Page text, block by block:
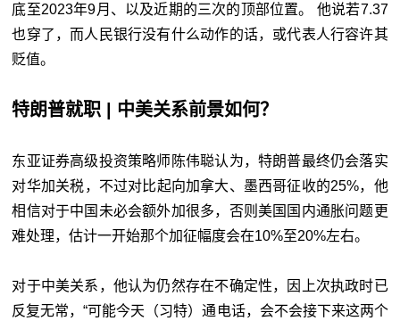
底至2023年9月、以及近期的三次的顶部位置。 他说若7.37
也穿了，而人民银行没有什么动作的话，或代表人行容许其
贬值。
特朗普就职 | 中美关系前景如何？
东亚证券高级投资策略师陈伟聪认为，特朗普最终仍会落实
对华加关税，不过对比起向加拿大、墨西哥征收的25%，他
相信对于中国未必会额外加很多，否则美国国内通胀问题更
难处理，估计一开始那个加征幅度会在10%至20%左右。
对于中美关系，他认为仍然存在不确定性，因上次执政时已
反复无常，“可能今天（习特）通电话，会不会接下来这两个